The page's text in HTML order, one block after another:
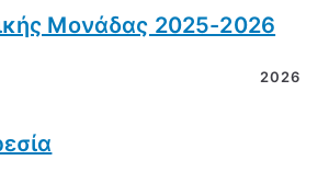
Μονάδας 2025-2026
2026